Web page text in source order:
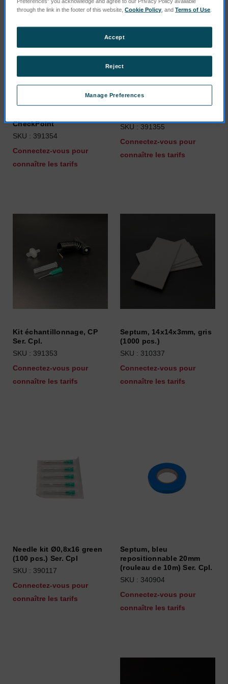
CheckPoint
SKU : 391354
Connectez-vous pour
connaître les tarifs
SKU : 391355
Connectez-vous pour
connaître les tarifs
Kit échantillonnage, CP
Ser. Cpl.
SKU : 391353
Connectez-vous pour
connaître les tarifs
Septum, 14x14x3mm, gris
(1000 pcs.)
SKU : 310337
Connectez-vous pour
connaître les tarifs
Needle kit Ø0,8x16 green
(100 pcs.) Ser. Cpl
SKU : 390117
Connectez-vous pour
connaître les tarifs
Septum, bleu
repositionnable 20mm
(rouleau de 10m) Ser. Cpl.
SKU : 340904
Connectez-vous pour
connaître les tarifs
through the link in the footer of this website,Cookie Policy , andTerms of Use
Manage Preferences
Reject
Accept